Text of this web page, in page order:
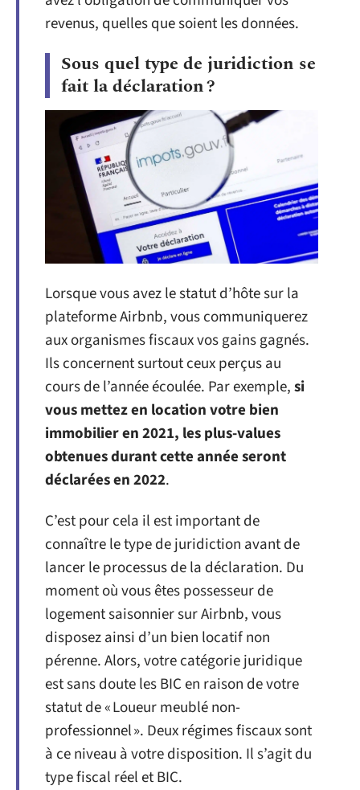
revenus, quelles que soient les données.
Sous quel type de juridiction se
fait la déclaration ?
Lorsque vous avez le statut d’hôte sur la
plateforme Airbnb, vous communiquerez
aux organismes fiscaux vos gains gagnés.
Ils concernent surtout ceux perçus au
cours de l’année écoulée. Par exemple,si
vous mettez en location votre bien
immobilier en 2021, les plus-values
obtenues durant cette année seront
déclarées en 2022.
C’est pour cela il est important de
connaître le type de juridiction avant de
lancer le processus de la déclaration. Du
moment où vous êtes possesseur de
logement saisonnier sur Airbnb, vous
disposez ainsi d’un bien locatif non
pérenne. Alors, votre catégorie juridique
est sans doute les BIC en raison de votre
statut de « Loueur meublé non-
professionnel ». Deux régimes fiscaux sont
à ce niveau à votre disposition. Il s’agit du
type fiscal réel et BIC.